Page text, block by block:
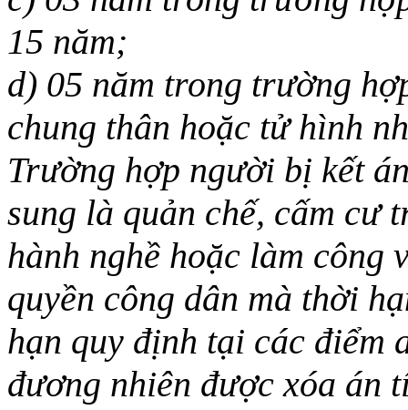
15 năm;
d) 05 năm trong trường
chung thân hoặc tử hình
Trường hợp người bị kết
sung là quản chế, cấm cư
hành nghề hoặc làm công
quyền công dân mà thời
hạn quy định tại các điểm
đương nhiên được xóa án